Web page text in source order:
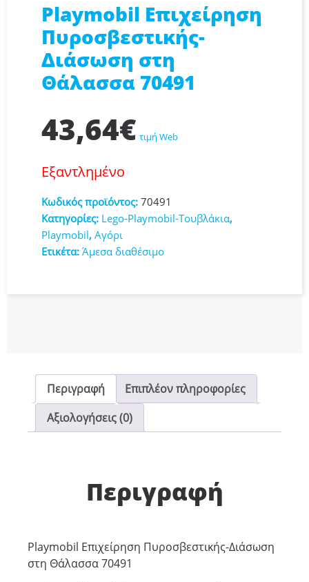
Playmobil Επιχείρηση
Πυροσβεστικής-
Διάσωση στη
Θάλασσα 70491
43,64€ τιμή Web
Εξαντλημένο
Κωδικός προϊόντος: 70491
Κατηγορίες: Lego-Playmobil-Τουβλάκια,
Playmobil, Αγόρι
Ετικέτα: Άμεσα διαθέσιμο
Περιγραφή
Επιπλέον πληροφορίες
Αξιολογήσεις (0)
Περιγραφή
Playmobil Επιχείρηση Πυροσβεστικής-Διάσωση
στη Θάλασσα 70491